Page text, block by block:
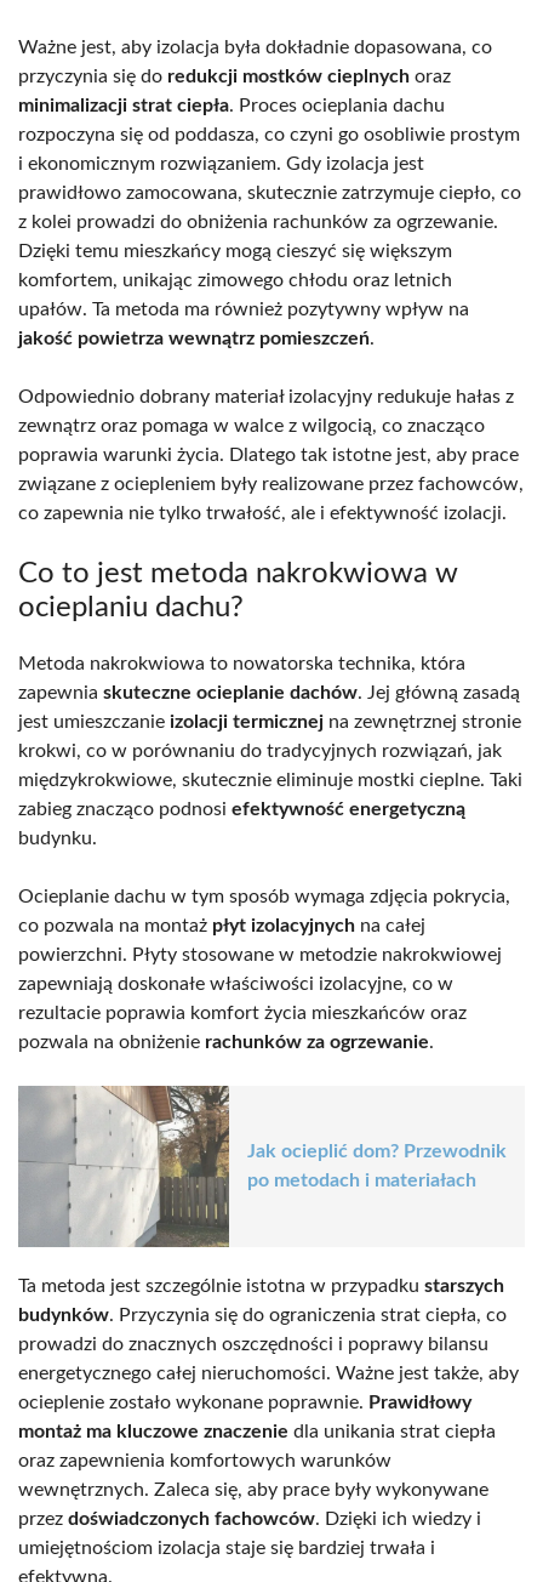
Ważne jest, aby izolacja była dokładnie dopasowana, co
przyczynia się do redukcji mostków cieplnych oraz
minimalizacji strat ciepła. Proces ocieplania dachu
rozpoczyna się od poddasza, co czyni go osobliwie prostym
i ekonomicznym rozwiązaniem. Gdy izolacja jest
prawidłowo zamocowana, skutecznie zatrzymuje ciepło, co
z kolei prowadzi do obniżenia rachunków za ogrzewanie.
Dzięki temu mieszkańcy mogą cieszyć się większym
komfortem, unikając zimowego chłodu oraz letnich
upałów. Ta metoda ma również pozytywny wpływ na
jakość powietrza wewnątrz pomieszczeń.
Odpowiednio dobrany materiał izolacyjny redukuje hałas z
zewnątrz oraz pomaga w walce z wilgocią, co znacząco
poprawia warunki życia. Dlatego tak istotne jest, aby prace
związane z ociepleniem były realizowane przez fachowców,
co zapewnia nie tylko trwałość, ale i efektywność izolacji.
Co to jest metoda nakrokwiowa w
ocieplaniu dachu?
Metoda nakrokwiowa to nowatorska technika, która
zapewnia skuteczne ocieplanie dachów. Jej główną zasadą
jest umieszczanie izolacji termicznej na zewnętrznej stronie
krokwi, co w porównaniu do tradycyjnych rozwiązań, jak
międzykrokwiowe, skutecznie eliminuje mostki cieplne. Taki
zabieg znacząco podnosi efektywność energetyczną
budynku.
Ocieplanie dachu w tym sposób wymaga zdjęcia pokrycia,
co pozwala na montaż płyt izolacyjnych na całej
powierzchni. Płyty stosowane w metodzie nakrokwiowej
zapewniają doskonałe właściwości izolacyjne, co w
rezultacie poprawia komfort życia mieszkańców oraz
pozwala na obniżenie rachunków za ogrzewanie.
Jak ocieplić dom? Przewodnik
po metodach i materiałach
Ta metoda jest szczególnie istotna w przypadku starszych
budynków. Przyczynia się do ograniczenia strat ciepła, co
prowadzi do znacznych oszczędności i poprawy bilansu
energetycznego całej nieruchomości. Ważne jest także, aby
ocieplenie zostało wykonane poprawnie. Prawidłowy
montaż ma kluczowe znaczenie dla unikania strat ciepła
oraz zapewnienia komfortowych warunków
wewnętrznych. Zaleca się, aby prace były wykonywane
przez doświadczonych fachowców. Dzięki ich wiedzy i
umiejętnościom izolacja staje się bardziej trwała i
efektywna.